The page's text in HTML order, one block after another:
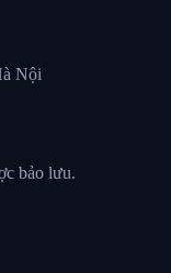
Nội
bảo lưu.